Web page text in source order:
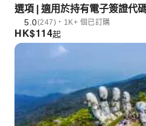
選項 | 適用於持有電子簽證代
5.0(247)・1K+ 個已訂購
HK$114起